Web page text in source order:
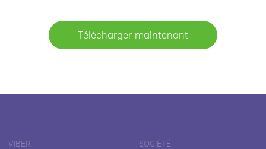
Télécharger maintenant
VIBER SOCIÉTÉ